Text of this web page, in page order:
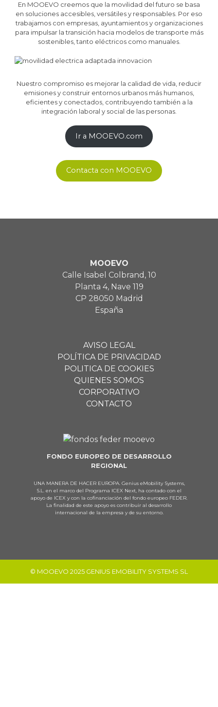
En MOOEVO creemos que la movilidad del futuro se basa
en soluciones accesibles, versátiles y responsables. Por eso
trabajamos con empresas, ayuntamientos y organizaciones
para impulsar la transición hacia modelos de transporte más
sostenibles, tanto eléctricos como manuales.
Nuestro compromiso es mejorar la calidad de vida, reducir
emisiones y construir entornos urbanos más humanos,
eficientes y conectados, contribuyendo también a la
integración laboral y social de las personas.
Ir a MOOEVO.com
Contacta con MOOEVO
MOOEVO
Calle Isabel Colbrand, 10
Planta 4, Nave 119
CP 28050 Madrid
España
AVISO LEGAL
POLÍTICA DE PRIVACIDAD
POLITICA DE COOKIES
QUIENES SOMOS
CORPORATIVO
CONTACTO
FONDO EUROPEO DE DESARROLLO
REGIONAL
UNA MANERA DE HACER EUROPA. Genius eMobility Systems,
S.L. en el marco del Programa ICEX Next, ha contado con el
apoyo de ICEX y con la cofinanciación del fondo europeo FEDER.
La finalidad de este apoyo es contribuir al desarrollo
internacional de la empresa y de su entorno.
© MOOEVO 2025 GENIUS EMOBILITY SYSTEMS SL